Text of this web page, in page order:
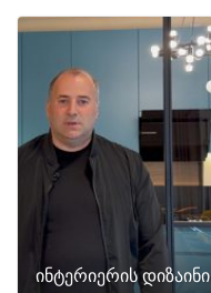
ინტერიერის დიზაინი